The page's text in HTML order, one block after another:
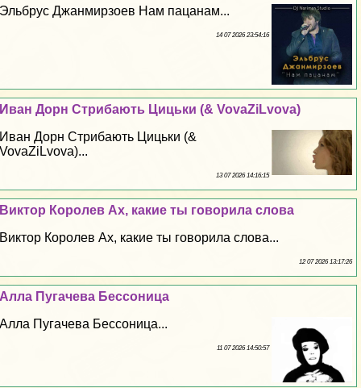
Эльбрус Джанмирзоев Нам пацанам...
14 07 2026 23:54:16
Иван Дорн Стрибають Цицьки (& VovaZiLvova)
Иван Дорн Стрибають Цицьки (&
VovaZiLvova)...
13 07 2026 14:16:15
Виктор Королев Ах, какие ты говорила слова
Виктор Королев Ах, какие ты говорила слова...
12 07 2026 13:17:26
Алла Пугачева Бессоница
Алла Пугачева Бессоница...
11 07 2026 14:50:57